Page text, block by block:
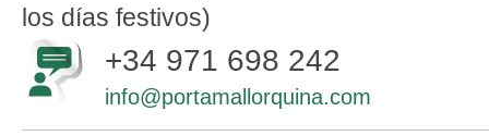
los días festivos)
+34 971 698 242
info@portamallorquina.com